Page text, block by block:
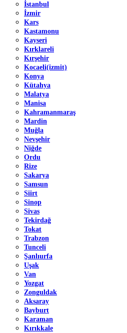
İstanbul
İzmir
Kars
Kastamonu
Kayseri
Kırklareli
Kırşehir
Kocaeli(izmit)
Konya
Kütahya
Malatya
Manisa
Kahramanmaraş
Mardin
Muğla
Nevşehir
Niğde
Ordu
Rize
Sakarya
Samsun
Siirt
Sinop
Sivas
Tekirdağ
Tokat
Trabzon
Tunceli
Şanlıurfa
Uşak
Van
Yozgat
Zonguldak
Aksaray
Bayburt
Karaman
Kırıkkale